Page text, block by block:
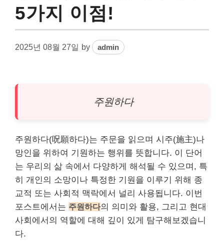
5가지 이점!
2025년 08월 27일 by admin
주원하다
주원하다(呪願하다)는 주문을 읽으며 시주(施主)나
망인을 위하여 기원하는 행위를 뜻합니다. 이 단어
는 우리의 삶 속에서 다양하게 해석될 수 있으며, 특
히 개인의 소망이나 특정한 기원을 이루기 위해 종
교적 또는 사회적 맥락에서 널리 사용됩니다. 이번
포스트에서는 주원하다의 의미와 활용, 그리고 현대
사회에서의 역할에 대해 깊이 있게 탐구해보겠습니
다.